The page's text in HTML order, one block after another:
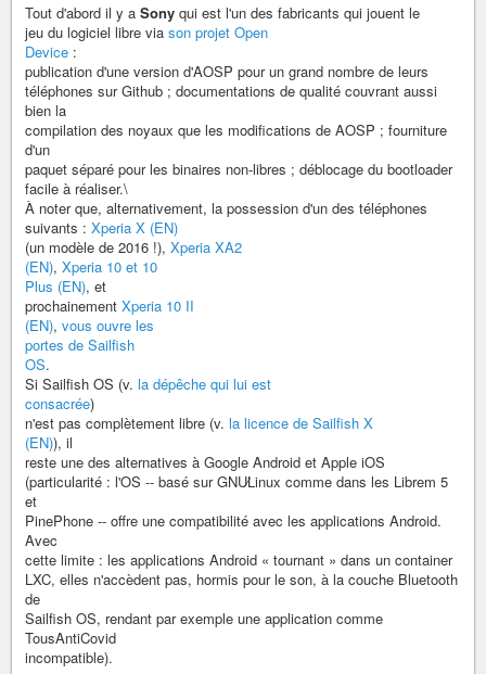
Tout d'abord il y a Sony qui est l'un des fabricants qui jouent le
jeu du logiciel libre via son projet Open
Device :
publication d'une version d'AOSP pour un grand nombre de leurs
téléphones sur Github ; documentations de qualité couvrant aussi
bien la
compilation des noyaux que les modifications de AOSP ; fourniture
d'un
paquet séparé pour les binaires non-libres ; déblocage du bootloader
facile à réaliser.\
À noter que, alternativement, la possession d'un des téléphones
suivants : Xperia X (EN)
(un modèle de 2016 !), Xperia XA2
(EN), Xperia 10 et 10
Plus (EN), et
prochainement Xperia 10 II
(EN), vous ouvre les
portes de Sailfish
OS.
Si Sailfish OS (v. la dépêche qui lui est
consacrée)
n'est pas complètement libre (v. la licence de Sailfish X
(EN)), il
reste une des alternatives à Google Android et Apple iOS
(particularité : l'OS -- basé sur GNU∕Linux comme dans les Librem 5
et
PinePhone -- offre une compatibilité avec les applications Android.
Avec
cette limite : les applications Android « tournant » dans un container
LXC, elles n'accèdent pas, hormis pour le son, à la couche Bluetooth
de
Sailfish OS, rendant par exemple une application comme
TousAntiCovid
incompatible).